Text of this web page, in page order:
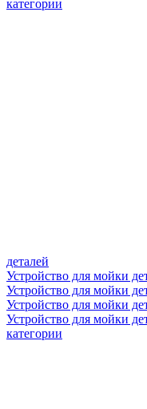
категории
деталей
Устройство для мойки
Устройство для мойки
Устройство для мойки
Устройство для мойки
категории